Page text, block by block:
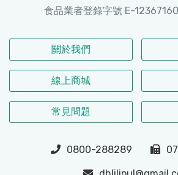
食品業者登錄字號 E-
關於我們
線上商城
常見問題
0800-288289